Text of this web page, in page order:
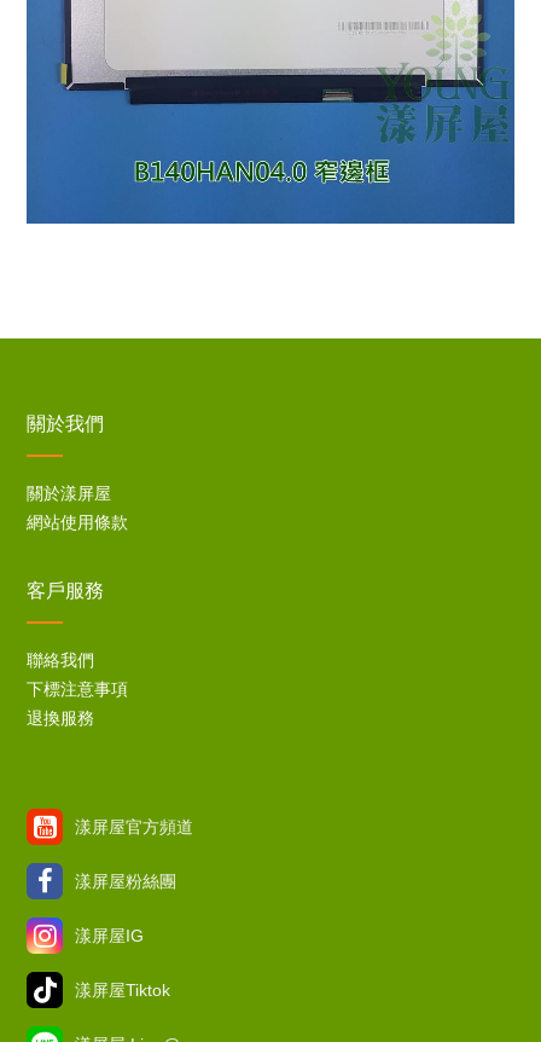
關於我們
關於漾屏屋
網站使用條款
客戶服務
聯絡我們
下標注意事項
退換服務
漾屏屋官方頻道
漾屏屋粉絲團
漾屏屋IG
漾屏屋Tiktok